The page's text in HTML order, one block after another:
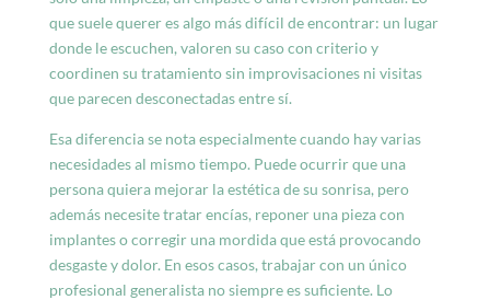
que suele querer es algo más difícil de encontrar: un lugar
donde le escuchen, valoren su caso con criterio y
coordinen su tratamiento sin improvisaciones ni visitas
que parecen desconectadas entre sí.
Esa diferencia se nota especialmente cuando hay varias
necesidades al mismo tiempo. Puede ocurrir que una
persona quiera mejorar la estética de su sonrisa, pero
además necesite tratar encías, reponer una pieza con
implantes o corregir una mordida que está provocando
desgaste y dolor. En esos casos, trabajar con un único
profesional generalista no siempre es suficiente. Lo